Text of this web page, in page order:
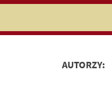
Search
AUTORZY:
J
K